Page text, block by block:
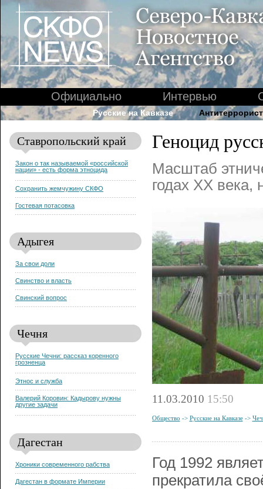
Официально Интервью
Русские на Кавказе
Ставропольский край
Закон о так называемой «российской
нации» - есть форма этноцида
Сохранить жемчужину СКФО
Гостевая потасовка
Адыгея
За свои доли
Свинство и власть
Свинский вопрос
Чечня
Русские Чечни: рассказ коренного
грозненца
Этнос и служба
Валерий Коровин: Кадырову нужны
другие задачи
Дагестан
Хроники современного рабства
Дагестан в формате Империи
Геноцид
Масштаб
годах XX века,
11.03.2010 15:50
Общество -> Русские на Кавказе ->
Год 1992
прекратила